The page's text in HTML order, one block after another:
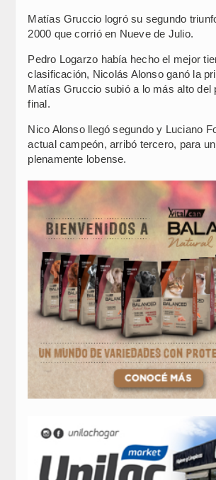
Matías Gruccio logró su segundo
2000 que corrió en Nueve de Julio.
Pedro Logarzo había hecho el mejor
clasificación, Nicolás Alonso ganó la
Matías Gruccio subió a lo más alto del
final.
Nico Alonso llegó segundo y Luciano
actual campeón, arribó tercero, para
plenamente lobense.